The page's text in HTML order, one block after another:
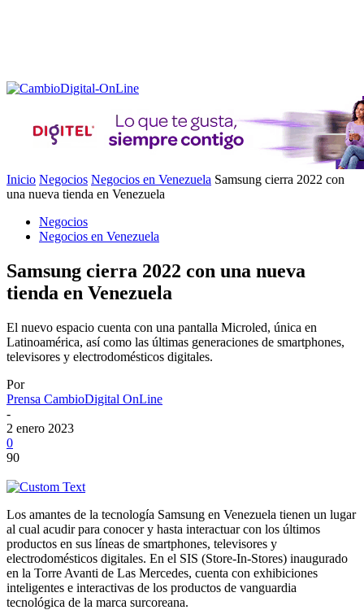
Inicio Negocios Negocios en Venezuela Samsung cierra 2022 con
una nueva tienda en Venezuela
Negocios
Negocios en Venezuela
Samsung cierra 2022 con una nueva
tienda en Venezuela
El nuevo espacio cuenta con una pantalla Microled, única en
Latinoamérica, así como las últimas generaciones de smartphones,
televisores y electrodomésticos digitales.
Por
Prensa CambioDigital OnLine
-
2 enero 2023
0
90
Los amantes de la tecnología Samsung en Venezuela tienen un lugar
al cual acudir para conocer y hasta interactuar con los últimos
productos en sus líneas de smartphones, televisores y
electrodomésticos digitales. En el SIS (Store-In-Stores) inaugurado
en la Torre Avanti de Las Mercedes, cuenta con exhibiciones
inteligentes e interactivas de los productos de vanguardia
tecnológica de la marca surcoreana.